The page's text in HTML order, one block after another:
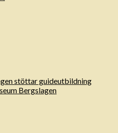
stöttar guideutbildning
Bergslagen